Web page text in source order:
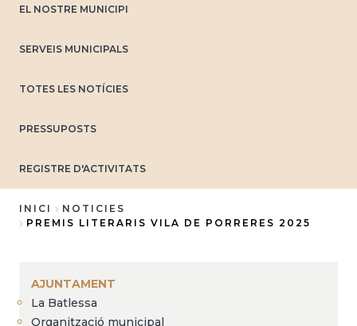
EL NOSTRE MUNICIPI
SERVEIS MUNICIPALS
TOTES LES NOTÍCIES
PRESSUPOSTS
REGISTRE D'ACTIVITATS
INICI
NOTICIES
PREMIS LITERARIS VILA DE PORRERES 2025
AJUNTAMENT
La Batlessa
Organització municipal